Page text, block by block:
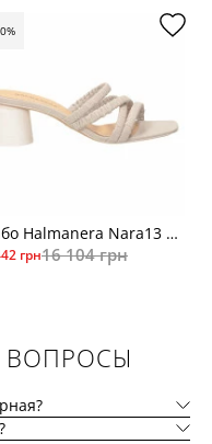
Сабо Halmanera Nara13 св-сер.
грн16 104 грн
ВОПРОСЫ